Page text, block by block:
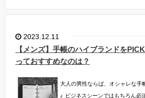
2023.12.11
【メンズ】手帳のハイブランドを
っておすすめなのは？
大人の男性ならば、オシャレな手
♪ ビジネスシーンではもちろん必